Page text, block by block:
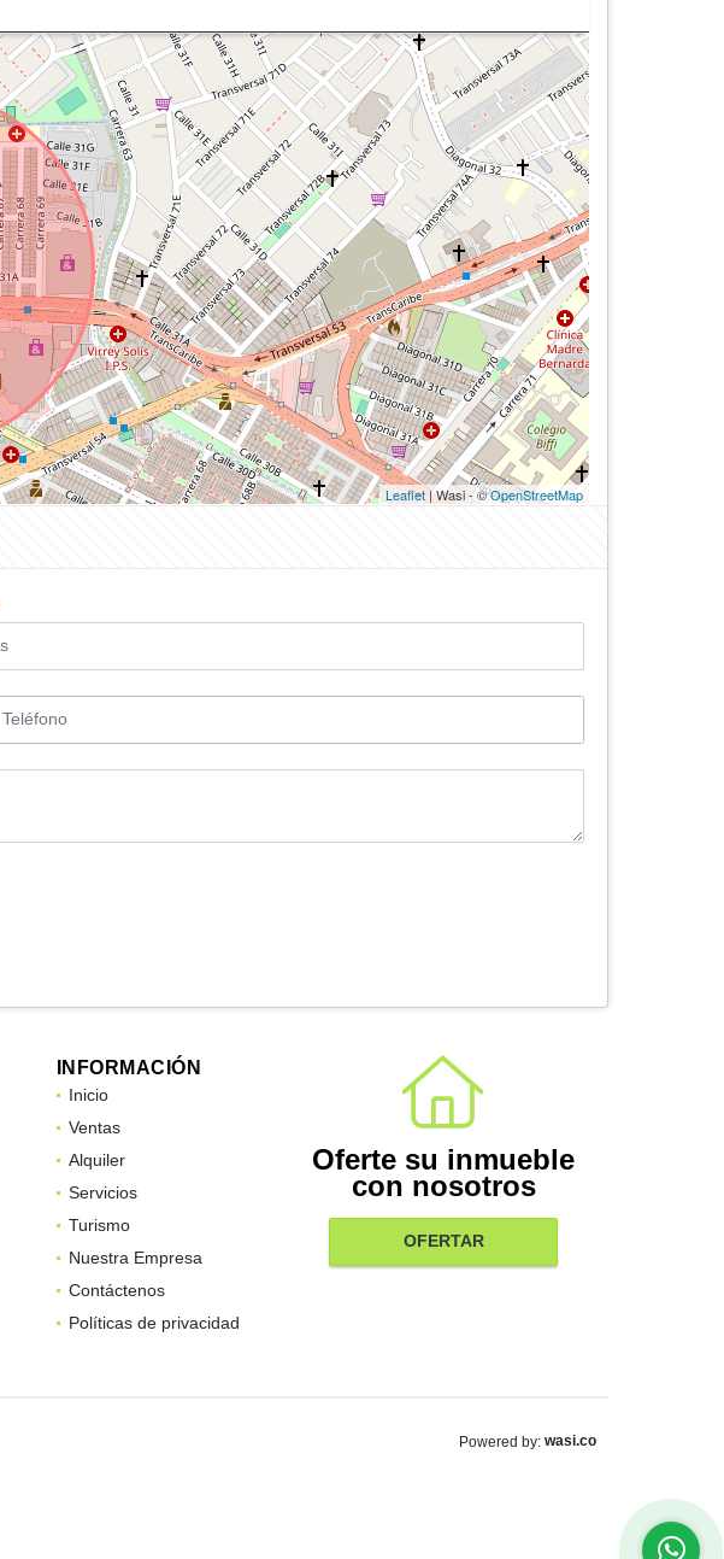
Leaflet| Wasi - ©OpenStreetMap
INFORMACIÓN
Inicio
Ventas
Alquiler
Servicios
Turismo
Nuestra Empresa
Contáctenos
Políticas de privacidad
Oferte su inmueble
con nosotros
OFERTAR
Powered by: wasi.co